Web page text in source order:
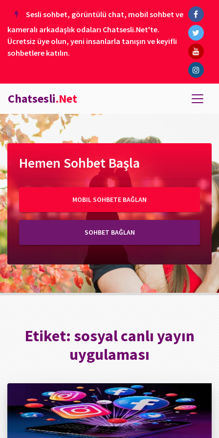
Sesli sohbet, görüntülü chat, mobil sohbet ve
kameralı arkadaşlık odaları Chatsesli.Net'te.
Ücretsiz üye olun, yeni insanlarla tanışın ve keyifli
sohbetlere katılın.
Chatsesli.Net
Hemen Sohbet Başla
MOBIL SOHBETE BAĞLAN
SOHBET BAĞLAN
Etiket: sosyal canlı yayın
uygulaması